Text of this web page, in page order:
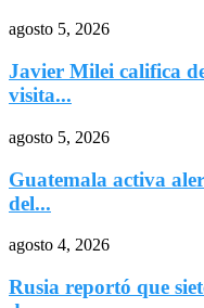
agosto 5, 2026
Javier Milei califica
visita...
agosto 5, 2026
Guatemala activa
del...
agosto 4, 2026
Rusia reportó que